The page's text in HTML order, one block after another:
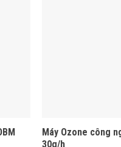
Máy Ozone công
30g/h